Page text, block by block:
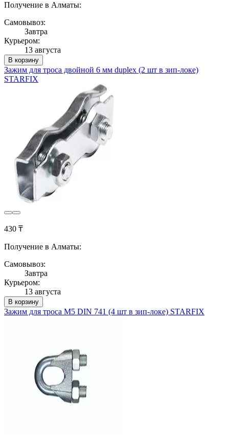
Получение в Алматы:
Самовывоз:
Завтра
Курьером:
13 августа
В корзину
Зажим для троса двойной 6 мм duplex (2 шт в зип-локе)
STARFIX
430 ₸
Получение в Алматы:
Самовывоз:
Завтра
Курьером:
13 августа
В корзину
Зажим для троса М5 DIN 741 (4 шт в зип-локе) STARFIX